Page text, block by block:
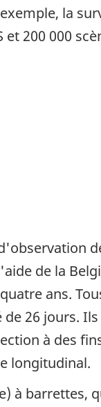
la
200 000
de la
ans.
26 jours.
à des
longitudinal.
à barrettes,